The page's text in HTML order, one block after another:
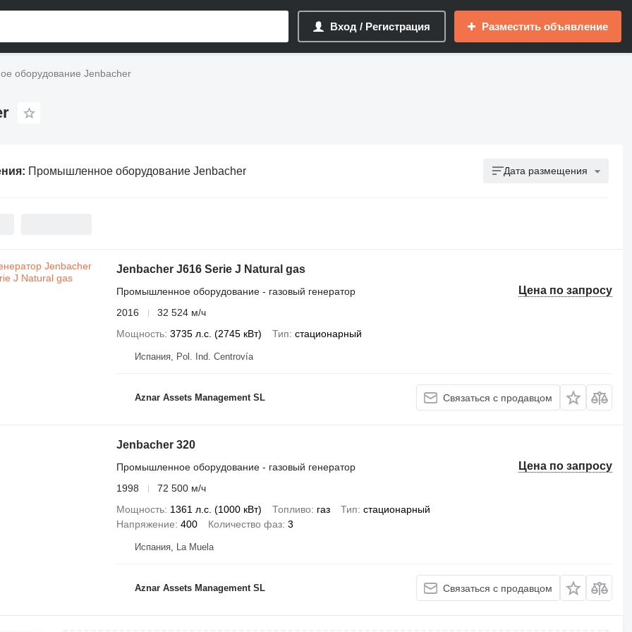
Вход / Регистрация Разместить объявление
оборудование Jenbacher
Промышленное оборудование Jenbacher Дата размещения
Jenbacher J616 Serie J Natural gas
Цена по запросу
Промышленное оборудование - газовый генератор
2016
32 524 м/ч
Мощность 3735 л.с. (2745 кВт) Тип стационарный
Испания, Pol. Ind. Centrovía
Aznar Assets Management SL Связаться с продавцом
Jenbacher 320
Цена по запросу
Промышленное оборудование - газовый генератор
1998
72 500 м/ч
Мощность 1361 л.с. (1000 кВт) Топливо газ Тип стационарный
Напряжение 400 Количество фаз 3
Испания, La Muela
Aznar Assets Management SL Связаться с продавцом